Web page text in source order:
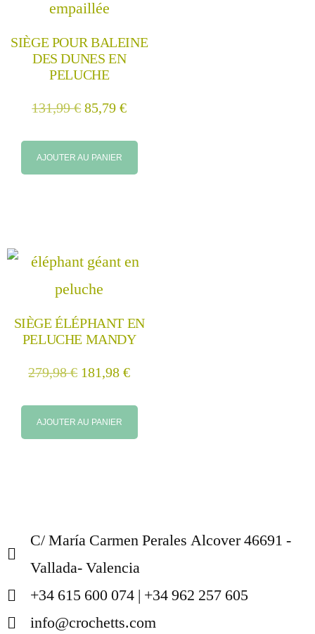
SIÈGE POUR BALEINE
DES DUNES EN
PELUCHE
131,99€ 85,79€
AJOUTER AU PANIER
SIÈGE ÉLÉPHANT EN
PELUCHE MANDY
279,98€ 181,98€
AJOUTER AU PANIER
C/ María Carmen Perales Alcover 46691 -
Vallada- Valencia
+34 615 600 074 | +34 962 257 605
info@crochetts.com